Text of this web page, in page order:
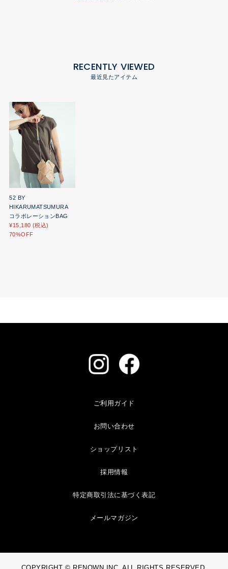
RECENTLY VIEWED
最近見たアイテム
52 BY
HIKARUMATSUMURA
コラボレーションBAG
¥15,180 (税込)
70%OFF
ご利用ガイド
お問い合わせ
ショップリスト
採用情報
特定商取引法に基づく表記
メールマガジン